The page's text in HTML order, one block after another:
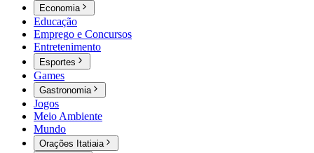
Economia
Educação
Emprego e Concursos
Entretenimento
Esportes
Games
Gastronomia
Jogos
Meio Ambiente
Mundo
Orações Itatiaia